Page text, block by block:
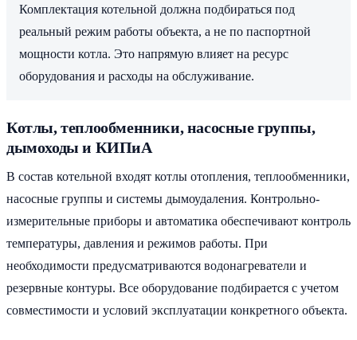
Комплектация котельной должна подбираться под
реальный режим работы объекта, а не по паспортной
мощности котла. Это напрямую влияет на ресурс
оборудования и расходы на обслуживание.
Котлы, теплообменники, насосные группы,
дымоходы и КИПиА
В состав котельной входят котлы отопления, теплообменники,
насосные группы и системы дымоудаления. Контрольно-
измерительные приборы и автоматика обеспечивают контроль
температуры, давления и режимов работы. При
необходимости предусматриваются водонагреватели и
резервные контуры. Все оборудование подбирается с учетом
совместимости и условий эксплуатации конкретного объекта.